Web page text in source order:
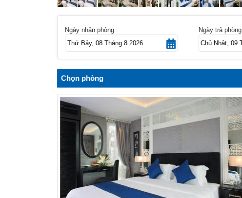
Ngày nhận phòng Ngày trả phòng
Chọn phòng